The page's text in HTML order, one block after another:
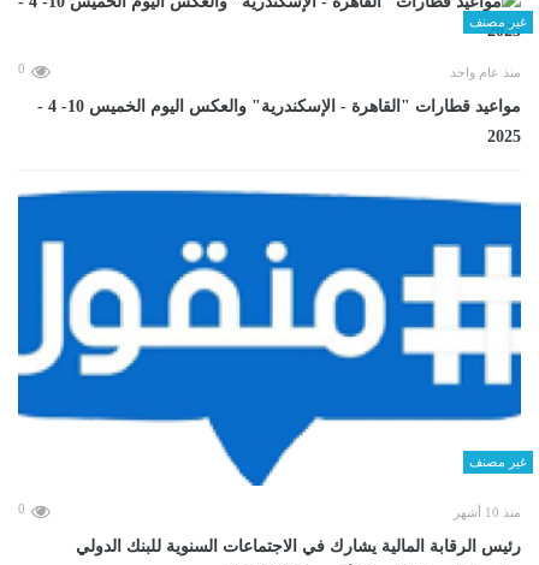
غير مصنف
منذ عام واحد 0
مواعيد قطارات "القاهرة - الإسكندرية" والعكس اليوم الخميس 10- 4 -
2025
غير مصنف
منذ 10 أشهر 0
رئيس الرقابة المالية يشارك في الاجتماعات السنوية للبنك الدولي